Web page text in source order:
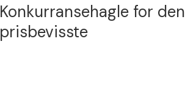
Konkurransehagle for den
prisbevisste